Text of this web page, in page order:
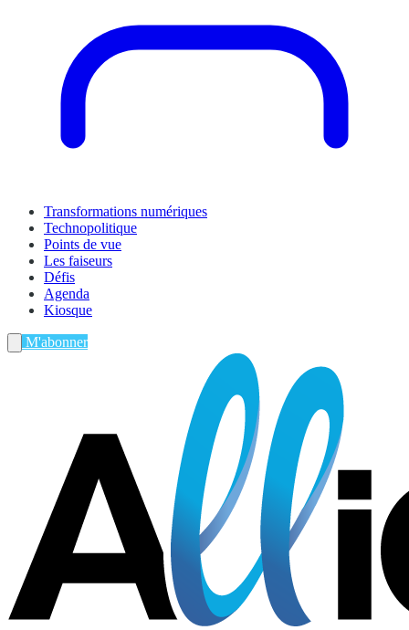
Transformations numériques
Technopolitique
Points de vue
Les faiseurs
Défis
Agenda
Kiosque
M'abonner